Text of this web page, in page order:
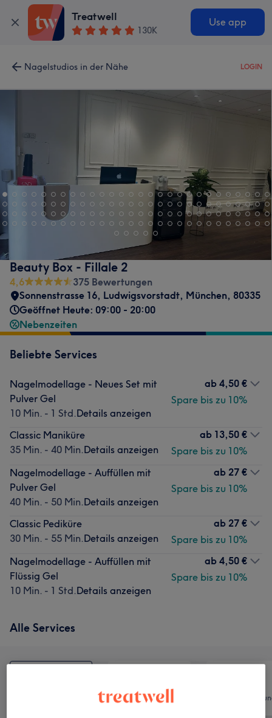
Treatwell
130K
Use app
Nagelstudios in der Nähe LOGIN
Beauty Box - Fillale 2
4,6
375 Bewertungen
Sonnenstrasse 16, Ludwigsvorstadt, München, 80335
Geöffnet Heute: 09:00 - 20:00
Nebenzeiten
Beliebte Services
Nagelmodellage - Neues Set mit
Pulver Gel
10 Min. - 1 Std.Details anzeigen
ab 4,50 €
Spare bis zu 10%
Classic Maniküre
35 Min. - 40 Min.Details anzeigen
ab 13,50 €
Spare bis zu 10%
Nagelmodellage - Auffüllen mit
Pulver Gel
40 Min. - 50 Min.Details anzeigen
ab 27 €
Spare bis zu 10%
Classic Pediküre
30 Min. - 55 Min.Details anzeigen
ab 27 €
Spare bis zu 10%
Nagelmodellage - Auffüllen mit
Flüssig Gel
10 Min. - 1 Std.Details anzeigen
ab 4,50 €
Spare bis zu 10%
Alle Services
Nägel